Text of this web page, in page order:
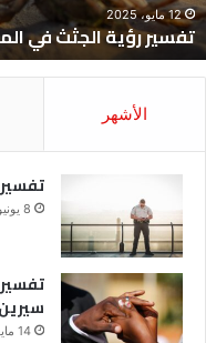
12 مايو، 2025
تفسير رؤية الجثث في
الأشهر
8 يونيو، 2025
14 مايو، 2025